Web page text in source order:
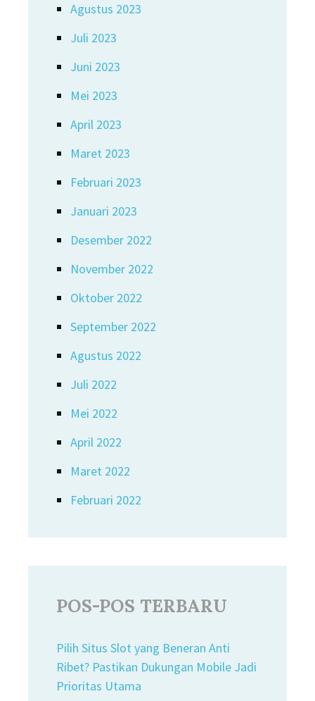
Agustus 2023
Juli 2023
Juni 2023
Mei 2023
April 2023
Maret 2023
Februari 2023
Januari 2023
Desember 2022
November 2022
Oktober 2022
September 2022
Agustus 2022
Juli 2022
Mei 2022
April 2022
Maret 2022
Februari 2022
POS-POS TERBARU
Pilih Situs Slot yang Beneran Anti
Ribet? Pastikan Dukungan Mobile Jadi
Prioritas Utama